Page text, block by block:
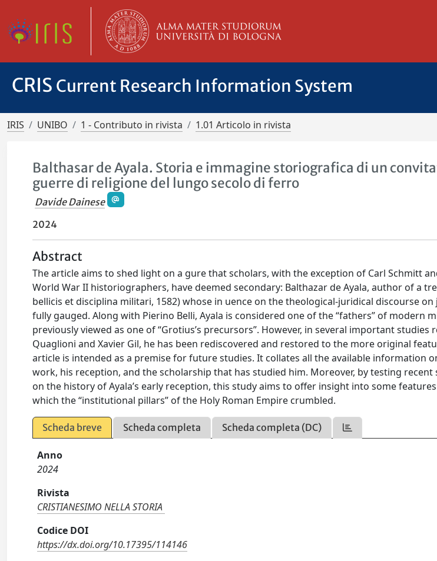
CRIS Current Research Information System
IRIS UNIBO 1 - Contributo in rivista 1.01 Articolo in rivista
Balthasar de Ayala. Storia e immagine storiografica di un
guerre di religione del lungo secolo di ferro
Davide Dainese
2024
Abstract
The article aims to shed light on a gure that scholars, with the exception of Carl Schmitt
World War II historiographers, have deemed secondary: Balthazar de Ayala, author of a
bellicis et disciplina militari, 1582) whose in uence on the theological-juridical discourse
fully gauged. Along with Pierino Belli, Ayala is considered one of the “fathers” of modern
previously viewed as one of “Grotius’s precursors”. However, in several important studies
Quaglioni and Xavier Gil, he has been rediscovered and restored to the more original
article is intended as a premise for future studies. It collates all the available information
work, his reception, and the scholarship that has studied him. Moreover, by testing
on the history of Ayala’s early reception, this study aims to offer insight into some
which the “institutional pillars” of the Holy Roman Empire crumbled.
Scheda breve Scheda completa Scheda completa (DC)
Anno
2024
Rivista
CRISTIANESIMO NELLA STORIA
Codice DOI
https://dx.doi.org/10.17395/114146